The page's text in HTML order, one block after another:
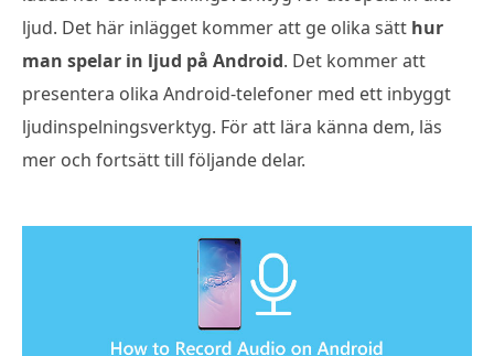
ljud. Det här inlägget kommer att ge olika sätt hur
man spelar in ljud på Android. Det kommer att
presentera olika Android-telefoner med ett inbyggt
ljudinspelningsverktyg. För att lära känna dem, läs
mer och fortsätt till följande delar.